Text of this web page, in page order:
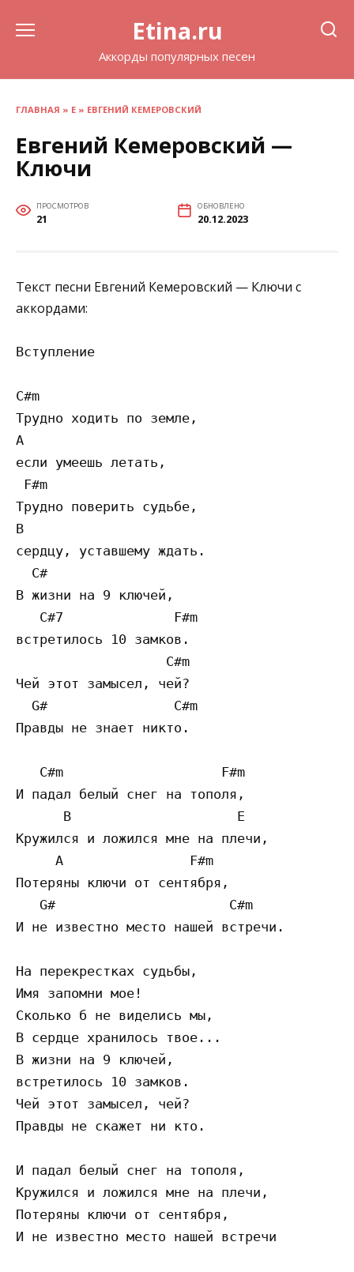
Etina.ru
Аккорды популярных песен
ГЛАВНАЯ » Е » ЕВГЕНИЙ КЕМЕРОВСКИЙ
Евгений Кемеровский —
Ключи
ПРОСМОТРОВ
21
ОБНОВЛЕНО
20.12.2023
Текст песни Евгений Кемеровский — Ключи с
аккордами:
Вступление
C#m
Трудно ходить по земле,
A
если умеешь летать,
F#m
Трудно поверить судьбе,
B
сердцу, уставшему ждать.
  C#
В жизни на 9 ключей,
   C#7              F#m
встретилось 10 замков.
                   C#m
Чей этот замысел, чей?
  G#                C#m
Правды не знает никто.
   C#m                    F#m
И падал белый снег на тополя,
      B                     E
Кружился и ложился мне на плечи,
     A                F#m
Потеряны ключи от сентября,
   G#                      C#m
И не известно место нашей встречи.
На перекрестках судьбы,
Имя запомни мое!
Сколько б не виделись мы,
В сердце хранилось твое...
В жизни на 9 ключей,
встретилось 10 замков.
Чей этот замысел, чей?
Правды не скажет ни кто.
И падал белый снег на тополя,
Кружился и ложился мне на плечи,
Потеряны ключи от сентября,